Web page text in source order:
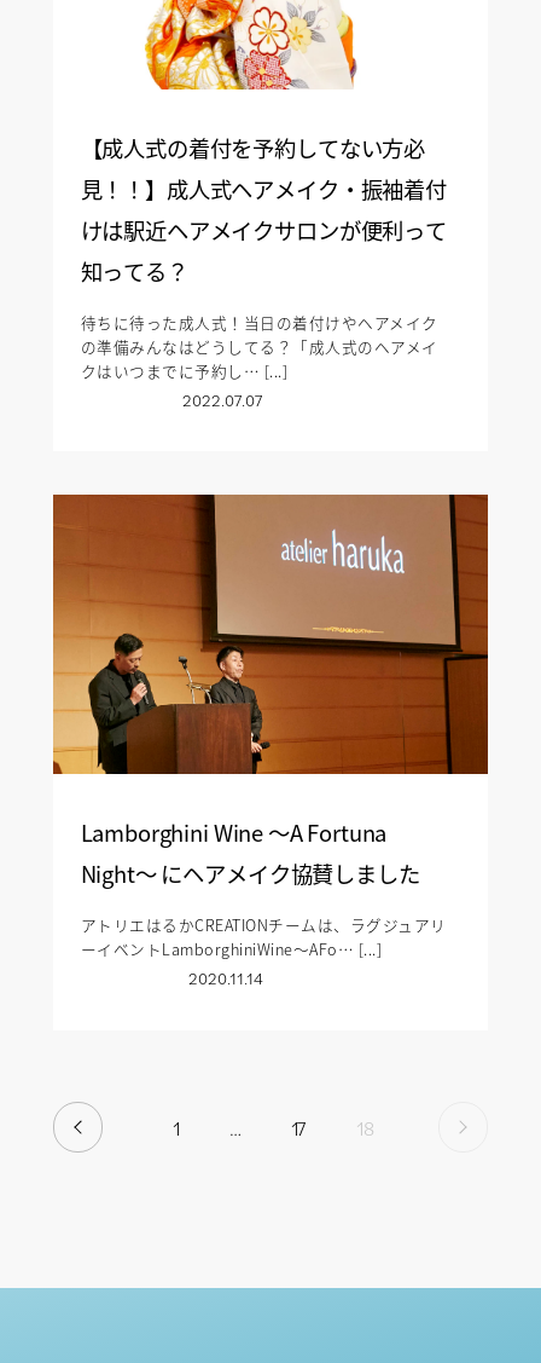
【成人式の着付を予約してない方必
見！！】成人式ヘアメイク・振袖着付
けは駅近ヘアメイクサロンが便利って
知ってる？
待ちに待った成人式！当日の着付けやヘアメイク
の準備みんなはどうしてる？「成人式のヘアメイ
クはいつまでに予約し… [...]
2022.07.07
Lamborghini Wine 〜A Fortuna
Night〜 にヘアメイク協賛しました
アトリエはるかCREATIONチームは、ラグジュアリ
ーイベントLamborghiniWine〜AFo… [...]
2020.11.14
PREV 1 … 17 18 NEXT